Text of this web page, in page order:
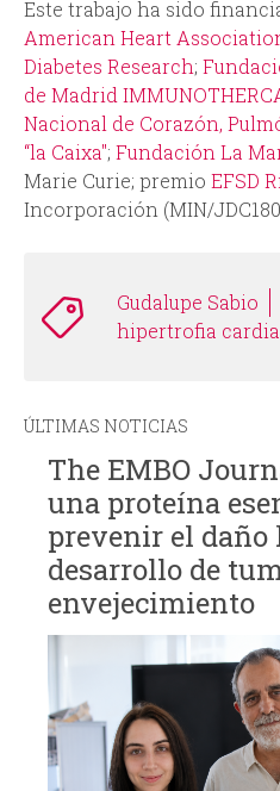
Este trabajo ha sido
American Heart
Diabetes Research;
de Madrid
Nacional de Corazón,
“la Caixa"; Fundación La
Marie Curie; premio EFSD
Incorporación (MIN/
Gudalupe Sabio
hipertrofia
ÚLTIMAS NOTICIAS
The EMBO
una proteína
prevenir el daño
desarrollo de
envejecimiento